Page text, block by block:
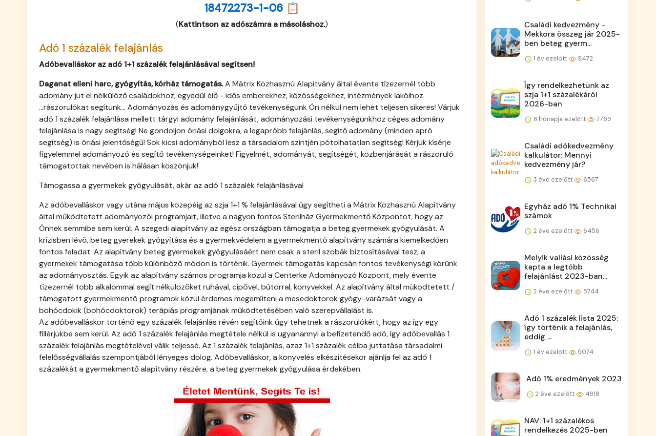
18472273-1-06 📋
(Kattintson az adószámra a másoláshoz.)
Adó 1 százalék felajánlás
Adóbevalláskor az adó 1+1 százalék felajánlásával segítsen!
Daganat elleni harc, gyógyítás, kórház támogatás.A Mátrix Közhasznú Alapítvány által évente tízezernél több
adomány jut el nélkülöző családokhoz, egyedül élő - idős emberekhez, közösségekhez, intézmények lakóihoz.
...rászorulókat segítünk... Adományozás és adománygyűjtő tevékenységünk Ön nélkül nem lehet teljesen sikeres! Várjuk
adó 1 százalék felajánlása mellett tárgyi adomány felajánlását, adományozási tevékenységünkhöz céges adomány
felajánlása is nagy segítség! Ne gondoljon óriási dolgokra, a legapróbb felajánlás, segítő adomány (minden apró
segítség) is óriási jelentőségű! Sok kicsi adományból lesz a társadalom szintjén pótolhatatlan segítség! Kérjük kísérje
figyelemmel adományozó és segítő tevékenységeinket! Figyelmét, adományát, segítségét, közbenjárását a rászoruló
támogatottak nevében is hálásan köszönjük!
Támogassa a gyermekek gyógyulását, akár az adó 1 százalék felajánlásával
Az adóbevalláskor vagy utána május közepéig az szja 1+1 % felajánlásával úgy segítheti a Mátrix Közhasznú Alapítvány
által működtetett adományozói programjait, illetve a nagyon fontos Sterilház Gyermekmentő Központot, hogy az
Önnek semmibe sem kerül. A szegedi alapítvány az egész országban támogatja a beteg gyermekek gyógyulását. A
krízisben lévõ, beteg gyerekek gyógyítása és a gyermekvédelem a gyermekmentő alapítvány számára kiemelkedően
fontos feladat. Az alapítvány beteg gyermekek gyógyulásáért nem csak a steril szobák biztosításával tesz, a
gyermekek támogatása több különbözõ módon is történik. Gyermek támogatás kapcsán fontos tevékenységi körünk
az adományosztás. Egyik az alapítvány számos programja közül a Centerke Adományozó Központ, mely évente
tízezernél több alkalommal segít nélkülözõket ruhával, cipõvel, bútorral, könyvekkel. Az alapítvány által mûködtetett /
támogatott gyermekmentõ programok közül érdemes megemlíteni a mesedoktorok gyógy-varázsát vagy a
bohócdokik (bohócdoktorok) terápiás programjának mûködtetésében való szerepvállalást is.
Az adóbevalláskor történõ egy százalék felajánlás révén segítõink úgy tehetnek a rászorulókért, hogy az így egy
fillérjükbe sem kerül. Az adó 1 százalék felajánlás megtétele nélkül is ugyanannyi a befizetendő adó, így adóbevallás 1
százalék felajánlás megtételével válik teljessé. Az 1 százalék felajánlás, azaz 1+1 százalék célba juttatása társadalmi
felelõsségvállalás szempontjából lényeges dolog. Adóbevalláskor, a könyvelés elkészítésekor ajánlja fel az adó 1
százalékát a gyermekmentő alapítvány részére, a beteg gyermekek gyógyulása érdekében.
Családi kedvezmény -
Mekkora összeg jár 2025-
ben beteg gyerm...
1 év ezelőtt 9472
Így rendelkezhetünk az
szja 1+1 százalékáról
2026-ban
6 hónapja ezelőtt 7769
Családi adókedvezmény
kalkulátor: Mennyi
kedvezmény jár?
3 éve ezelőtt 6567
Egyház adó 1% Technikai
számok
2 éve ezelőtt 6456
Melyik vallási közösség
kapta a legtöbb
felajánlást 2023-ban...
2 éve ezelőtt 5744
Adó 1 százalék lista 2025:
így történik a felajánlás,
eddig ...
1 év ezelőtt 5074
Adó 1% eredmények 2023
2 éve ezelőtt 4918
NAV: 1+1 százalékos
rendelkezés 2025-ben